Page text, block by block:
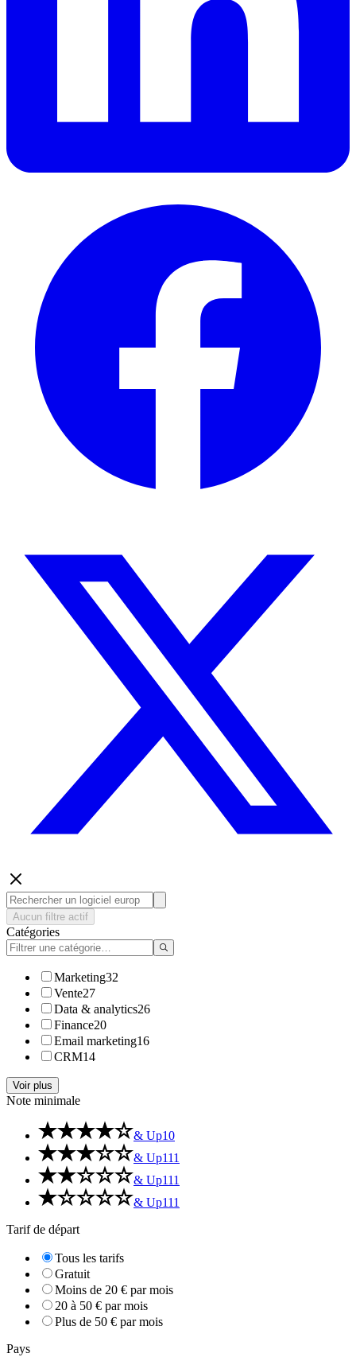
Aucun filtre actif
Catégories
Marketing32
Vente27
Data & analytics26
Finance20
Email marketing16
CRM14
Voir plus
Note minimale
& Up10
& Up111
& Up111
& Up111
Tarif de départ
Tous les tarifs
Gratuit
Moins de 20 € par mois
20 à 50 € par mois
Plus de 50 € par mois
Pays